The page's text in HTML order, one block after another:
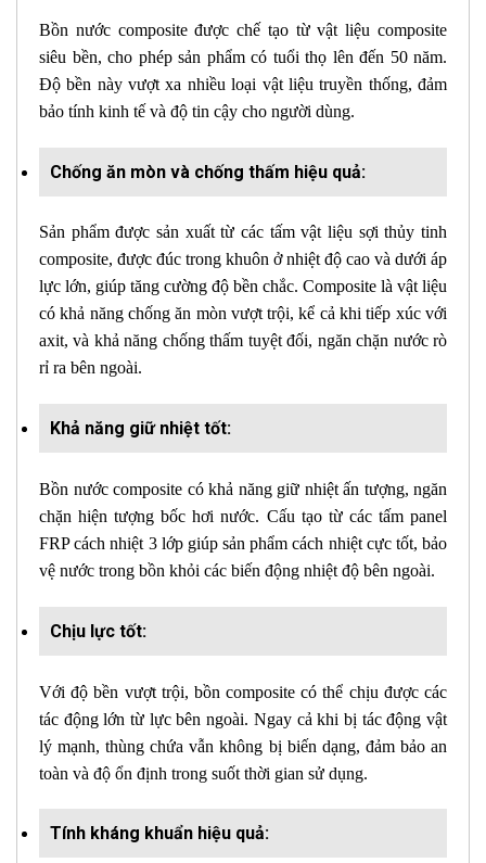
Bồn nước composite được chế tạo từ vật liệu composite
siêu bền, cho phép sản phẩm có tuổi thọ lên đến 50 năm.
Độ bền này vượt xa nhiều loại vật liệu truyền thống, đảm
bảo tính kinh tế và độ tin cậy cho người dùng.
Chống ăn mòn và chống thấm hiệu quả:
Sản phẩm được sản xuất từ các tấm vật liệu sợi thủy tinh
composite, được đúc trong khuôn ở nhiệt độ cao và dưới áp
lực lớn, giúp tăng cường độ bền chắc. Composite là vật liệu
có khả năng chống ăn mòn vượt trội, kể cả khi tiếp xúc với
axit, và khả năng chống thấm tuyệt đối, ngăn chặn nước rò
rỉ ra bên ngoài.
Khả năng giữ nhiệt tốt:
Bồn nước composite có khả năng giữ nhiệt ấn tượng, ngăn
chặn hiện tượng bốc hơi nước. Cấu tạo từ các tấm panel
FRP cách nhiệt 3 lớp giúp sản phẩm cách nhiệt cực tốt, bảo
vệ nước trong bồn khỏi các biến động nhiệt độ bên ngoài.
Chịu lực tốt:
Với độ bền vượt trội, bồn composite có thể chịu được các
tác động lớn từ lực bên ngoài. Ngay cả khi bị tác động vật
lý mạnh, thùng chứa vẫn không bị biến dạng, đảm bảo an
toàn và độ ổn định trong suốt thời gian sử dụng.
Tính kháng khuẩn hiệu quả: